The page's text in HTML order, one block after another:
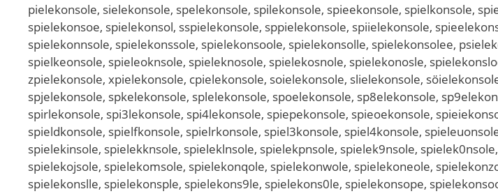
pielekonsole, sielekonsole, spelekonsole, spilekonsole, spieekonsole, spielkonsole,
spielekonsoe, spielekonsol, sspielekonsole, sppielekonsole, spiielekonsole,
spielekonnsole, spielekonssole, spielekonsoole, spielekonsolle, spielekonsolee,
spielkeonsole, spieleoknsole, spieleknosole, spielekosnole, spielekonosle,
zpielekonsole, xpielekonsole, cpielekonsole, soielekonsole, slielekonsole,
spjelekonsole, spkelekonsole, splelekonsole, spoelekonsole, sp8elekonsole,
spirlekonsole, spi3lekonsole, spi4lekonsole, spiepekonsole, spieoekonsole,
spieldkonsole, spielfkonsole, spielrkonsole, spiel3konsole, spiel4konsole,
spielekinsole, spielekknsole, spieleklnsole, spielekpnsole, spielek9nsole,
spielekojsole, spielekomsole, spielekonqole, spielekonwole, spielekoneole,
spielekonslle, spielekonsple, spielekons9le, spielekons0le, spielekonsope,